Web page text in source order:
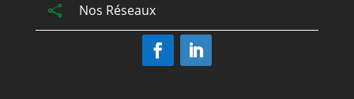
 Nos Réseaux